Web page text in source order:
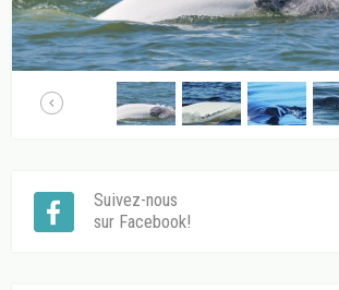
Suivez-nous
sur Facebook!